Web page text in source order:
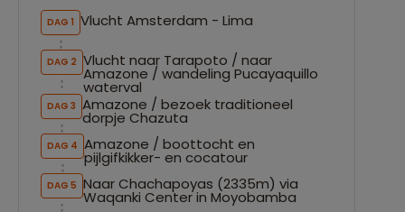
DAG 1 Vlucht Amsterdam - Lima
DAG 2 Vlucht naar Tarapoto / naar
Amazone / wandeling Pucayaquillo
waterval
DAG 3 Amazone / bezoek traditioneel
dorpje Chazuta
DAG 4 Amazone / boottocht en
pijlgifkikker- en cocatour
DAG 5 Naar Chachapoyas (2335m) via
Waqanki Center in Moyobamba